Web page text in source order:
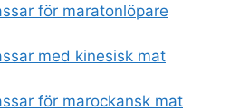
för maratonlöpare
med kinesisk mat
för marockansk mat